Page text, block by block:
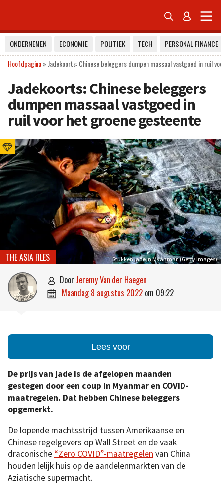
 
ONDERNEMEN ECONOMIE POLITIEK TECH
PERSONAL FINANCE
Hoofdpagina» Jadekoorts: Chinese beleggers dumpen massaal vastgoed in ruil
Jadekoorts: Chinese beleggers
dumpen massaal vastgoed in
ruil voor het groene gesteente
Stukken jade in Myanmar. (Getty Images)
THE ASIA FILES
 door Jeremy Van der Haegen
 maandag 8 augustus 2022 om 09:22
Lees voor
De prijs van jade is de afgelopen maanden
gestegen door een coup in Myanmar en COVID-
maatregelen. Dat hebben Chinese beleggers
opgemerkt.
De lopende machtsstrijd tussen Amerikaanse en
Chinese regelgevers op Wall Street en de vaak
draconische “Zero COVID”-maatregelen van China
houden lelijk huis op de aandelenmarkten van de
Aziatische supermacht.